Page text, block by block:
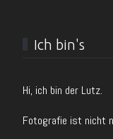
Ich bin's
Hi, ich bin der Lutz.
Fotografie ist nicht